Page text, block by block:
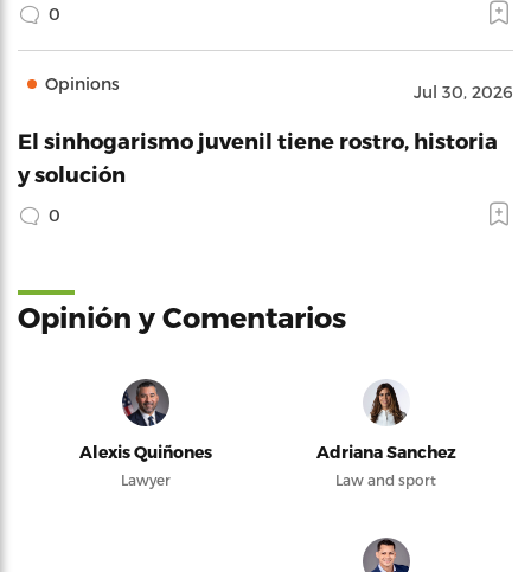
0
Opinions Jul 30, 2026
El sinhogarismo juvenil tiene rostro, historia
y solución
0
Opinión y Comentarios
Alexis Quiñones
Lawyer
Adriana Sanchez
Law and sport